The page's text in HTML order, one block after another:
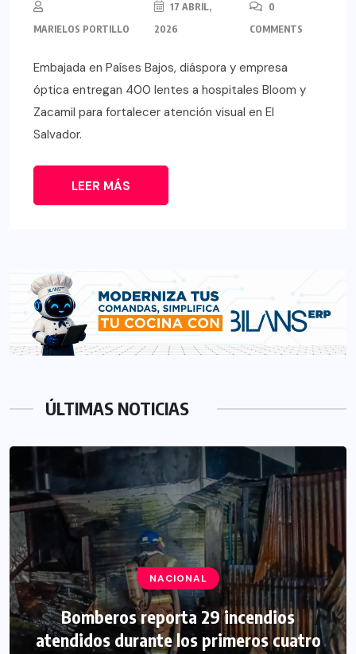
MARIELOS PORTILLO
17 ABRIL,
2026
0
COMMENTS
Embajada en Países Bajos, diáspora y empresa
óptica entregan 400 lentes a hospitales Bloom y
Zacamil para fortalecer atención visual en El
Salvador.
LEER MÁS
ÚLTIMAS NOTICIAS
NACIONAL
Bomberos reporta 29 incendios
atendidos durante los primeros cuatro